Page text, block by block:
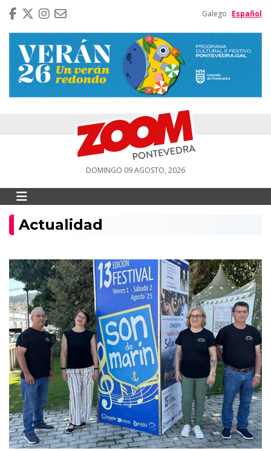
Galego Español
DOMINGO 09 AGOSTO, 2026
Actualidad